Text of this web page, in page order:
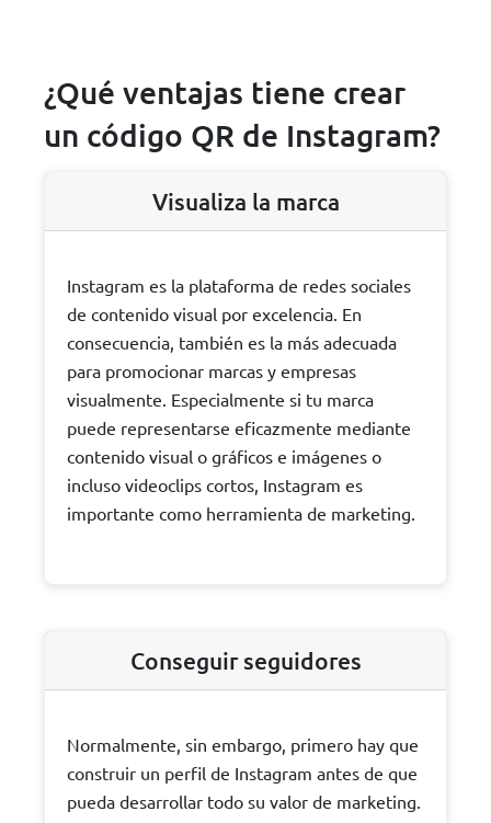
¿Qué ventajas tiene crear
un código QR de Instagram?
Visualiza la marca
Instagram es la plataforma de redes sociales
de contenido visual por excelencia. En
consecuencia, también es la más adecuada
para promocionar marcas y empresas
visualmente. Especialmente si tu marca
puede representarse eficazmente mediante
contenido visual o gráficos e imágenes o
incluso videoclips cortos, Instagram es
importante como herramienta de marketing.
Conseguir seguidores
Normalmente, sin embargo, primero hay que
construir un perfil de Instagram antes de que
pueda desarrollar todo su valor de marketing.